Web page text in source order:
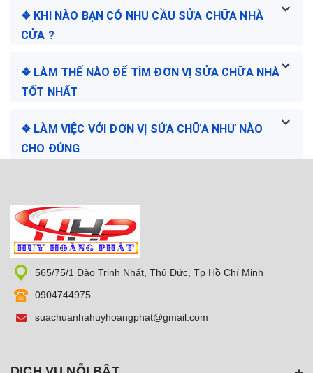
❖ KHI NÀO BẠN CÓ NHU CẦU SỬA CHỮA NHÀ
CỬA ?
❖ LÀM THẾ NÀO ĐỂ TÌM ĐƠN VỊ SỬA CHỮA NHÀ
TỐT NHẤT
❖ LÀM VIỆC VỚI ĐƠN VỊ SỬA CHỮA NHƯ NÀO
CHO ĐÚNG
565/75/1 Đào Trinh Nhất, Thủ Đức, Tp Hồ Chí Minh
0904744975
suachuanhahuyhoangphat@gmail.com